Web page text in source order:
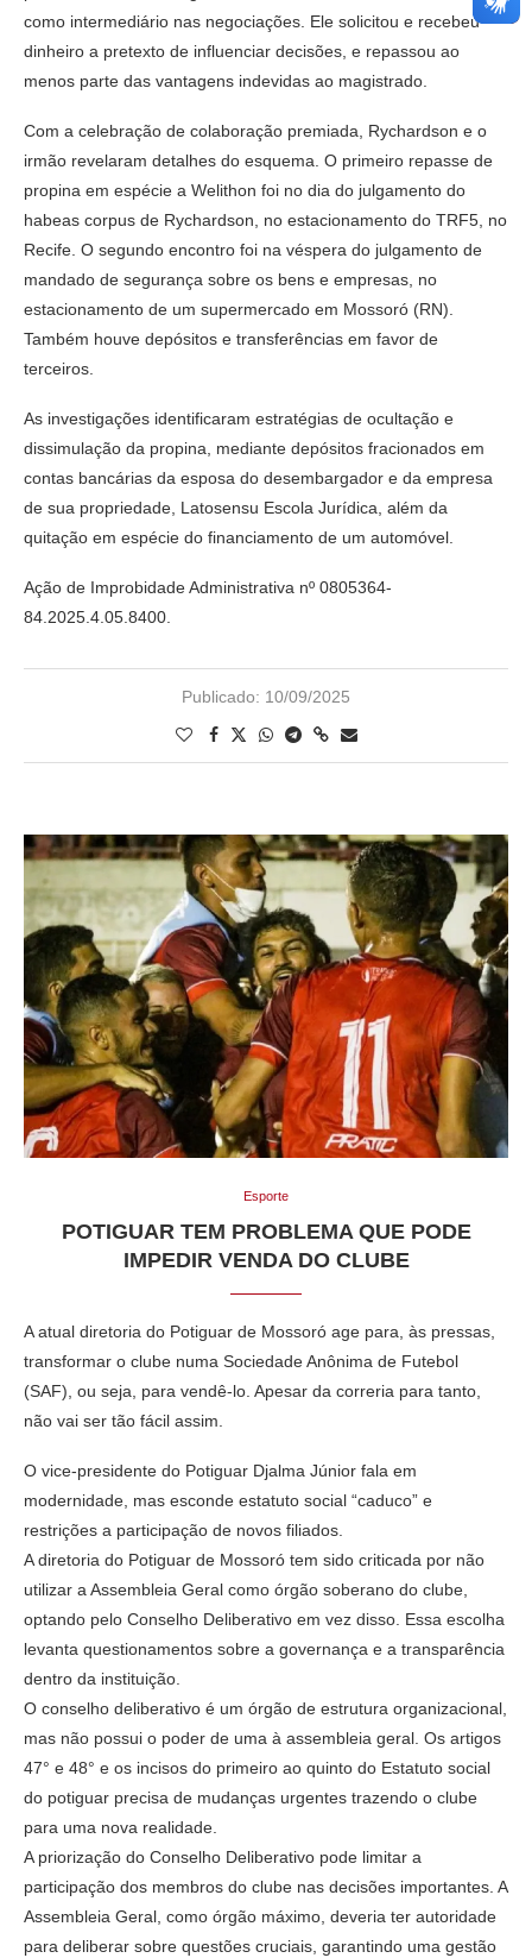
como intermediário nas negociações. Ele solicitou e recebeu
dinheiro a pretexto de influenciar decisões, e repassou ao
menos parte das vantagens indevidas ao magistrado.
Com a celebração de colaboração premiada, Rychardson e o
irmão revelaram detalhes do esquema. O primeiro repasse de
propina em espécie a Welithon foi no dia do julgamento do
habeas corpus de Rychardson, no estacionamento do TRF5, no
Recife. O segundo encontro foi na véspera do julgamento de
mandado de segurança sobre os bens e empresas, no
estacionamento de um supermercado em Mossoró (RN).
Também houve depósitos e transferências em favor de
terceiros.
As investigações identificaram estratégias de ocultação e
dissimulação da propina, mediante depósitos fracionados em
contas bancárias da esposa do desembargador e da empresa
de sua propriedade, Latosensu Escola Jurídica, além da
quitação em espécie do financiamento de um automóvel.
Ação de Improbidade Administrativa nº 0805364-
84.2025.4.05.8400.
Publicado: 10/09/2025
Esporte
POTIGUAR TEM PROBLEMA QUE PODE
IMPEDIR VENDA DO CLUBE
A atual diretoria do Potiguar de Mossoró age para, às pressas,
transformar o clube numa Sociedade Anônima de Futebol
(SAF), ou seja, para vendê-lo. Apesar da correria para tanto,
não vai ser tão fácil assim.
O vice-presidente do Potiguar Djalma Júnior fala em
modernidade, mas esconde estatuto social “caduco” e
restrições a participação de novos filiados.
A diretoria do Potiguar de Mossoró tem sido criticada por não
utilizar a Assembleia Geral como órgão soberano do clube,
optando pelo Conselho Deliberativo em vez disso. Essa escolha
levanta questionamentos sobre a governança e a transparência
dentro da instituição.
O conselho deliberativo é um órgão de estrutura organizacional,
mas não possui o poder de uma à assembleia geral. Os artigos
47° e 48° e os incisos do primeiro ao quinto do Estatuto social
do potiguar precisa de mudanças urgentes trazendo o clube
para uma nova realidade.
A priorização do Conselho Deliberativo pode limitar a
participação dos membros do clube nas decisões importantes. A
Assembleia Geral, como órgão máximo, deveria ter autoridade
para deliberar sobre questões cruciais, garantindo uma gestão